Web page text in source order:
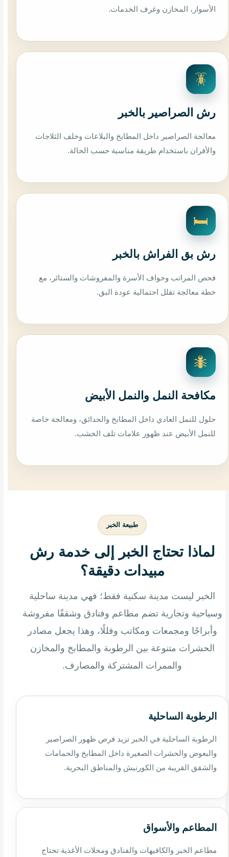
الأسوار، المخازن وغرف الخدمات.
🪳
رش الصراصير بالخبر
معالجة الصراصير داخل المطابخ والبلاعات وخلف الثلاجات
والأفران باستخدام طريقة مناسبة حسب الحالة.
🛏️
رش بق الفراش بالخبر
فحص المراتب وحواف الأسرة والمفروشات والستائر، مع
خطة معالجة تقلل احتمالية عودة البق.
🐜
مكافحة النمل والنمل الأبيض
حلول للنمل العادي داخل المطابخ والحدائق، ومعالجة خاصة
للنمل الأبيض عند ظهور علامات تلف الخشب.
طبيعة الخبر
لماذا تحتاج الخبر إلى خدمة رش
مبيدات دقيقة؟
الخبر ليست مدينة سكنية فقط؛ فهي مدينة ساحلية
وسياحية وتجارية تضم مطاعم وفنادق وشققًا مفروشة
وأبراجًا ومجمعات ومكاتب وفللًا، وهذا يجعل مصادر
الحشرات متنوعة بين الرطوبة والمطابخ والمخازن
والممرات المشتركة والمصارف.
الرطوبة الساحلية
الرطوبة الساحلية في الخبر تزيد فرص ظهور الصراصير
والبعوض والحشرات الصغيرة داخل المطابخ والحمامات
والشقق القريبة من الكورنيش والمناطق البحرية.
المطاعم والأسواق
مطاعم الخبر والكافيهات والفنادق ومحلات الأغذية تحتاج